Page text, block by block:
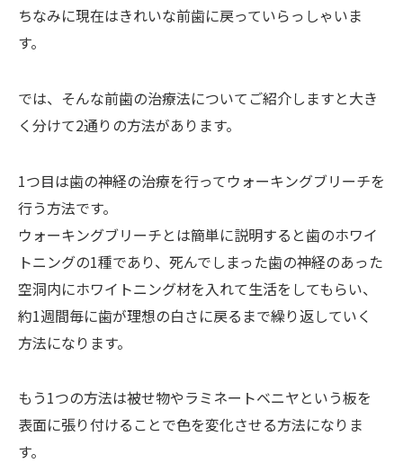
ちなみに現在はきれいな前歯に戻っていらっしゃいま
す。
では、そんな前歯の治療法についてご紹介しますと大き
く分けて2通りの方法があります。
1つ目は歯の神経の治療を行ってウォーキングブリーチを
行う方法です。
ウォーキングブリーチとは簡単に説明すると歯のホワイ
トニングの1種であり、死んでしまった歯の神経のあった
空洞内にホワイトニング材を入れて生活をしてもらい、
約1週間毎に歯が理想の白さに戻るまで繰り返していく
方法になります。
もう1つの方法は被せ物やラミネートベニヤという板を
表面に張り付けることで色を変化させる方法になりま
す。